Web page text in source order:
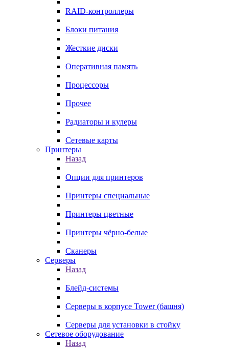
RAID-контроллеры
Блоки питания
Жесткие диски
Оперативная память
Процессоры
Прочее
Радиаторы и кулеры
Сетевые карты
Принтеры
Назад
Опции для принтеров
Принтеры специальные
Принтеры цветные
Принтеры чёрно-белые
Сканеры
Серверы
Назад
Блейд-системы
Серверы в корпусе Tower (башня)
Серверы для установки в стойку
Сетевое оборудование
Назад